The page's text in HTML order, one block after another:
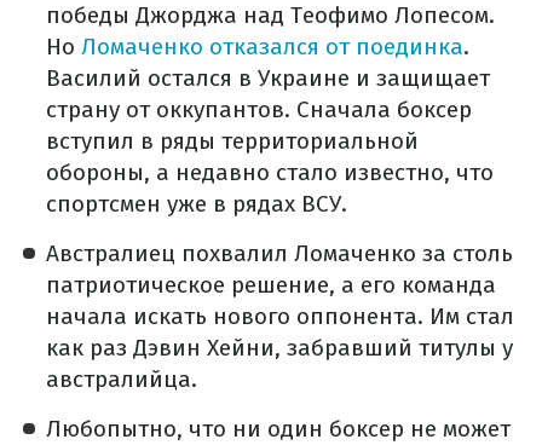
победы Джорджа над Теофимо Лопесом.
Но Ломаченко отказался от поединка.
Василий остался в Украине и защищает
страну от оккупантов. Сначала боксер
вступил в ряды территориальной
обороны, а недавно стало известно, что
спортсмен уже в рядах ВСУ.
Австралиец похвалил Ломаченко за столь
патриотическое решение, а его команда
начала искать нового оппонента. Им стал
как раз Дэвин Хейни, забравший титулы у
австралийца.
Любопытно, что ни один боксер не может